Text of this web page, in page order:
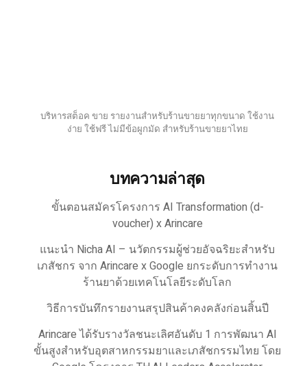
บริหารสต็อค ขาย รายงานสำหรับร้านขายยาทุกขนาด ใช้งาน
ง่าย ใช้ฟรี ไม่มีข้อผูกมัด สำหรับร้านขายยาไทย
บทความล่าสุด
ขั้นตอนสมัครโครงการ AI Transformation (d-
voucher) x Arincare
แนะนำ Nicha AI – นวัตกรรมผู้ช่วยอัจฉริยะสำหรับ
เภสัชกร จาก Arincare x Google ยกระดับการทำงาน
ร้านยาด้วยเทคโนโลยีระดับโลก
วิธีการบันทึกรายงานสรุปสินค้าคงคลังก่อนสิ้นปี
Arincare ได้รับรางวัลชนะเลิศอันดับ 1 การพัฒนา AI
ขั้นสูงสำหรับอุตสาหกรรมยาและเภสัชกรรมไทย โดย